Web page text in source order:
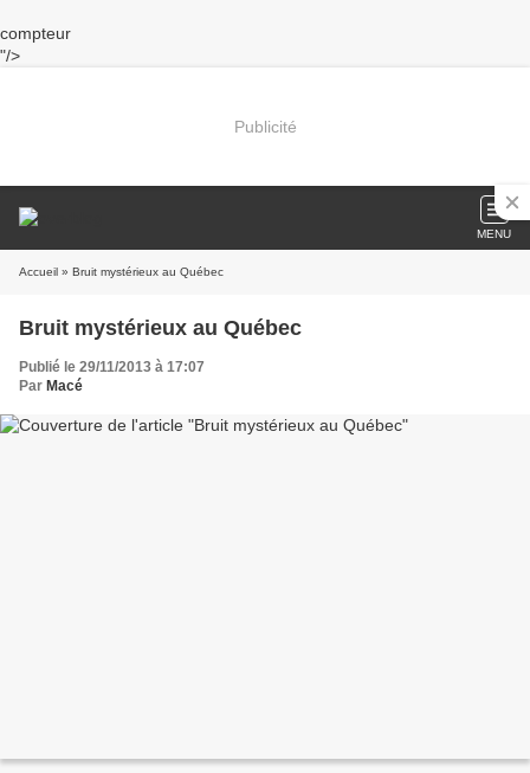
compteur
"/>
Publicité
MENU
Accueil » Bruit mystérieux au Québec
Bruit mystérieux au Québec
Publié le 29/11/2013 à 17:07
Par Macé